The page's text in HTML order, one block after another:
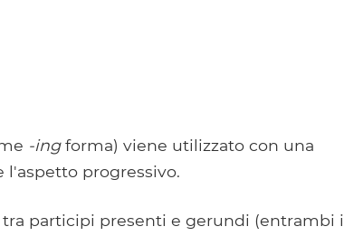
-ingforma) viene utilizzato con una
l'aspetto progressivo.
participi presenti e gerundi (entrambi i